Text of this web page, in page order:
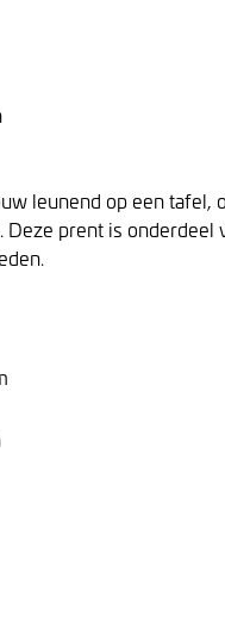
leunend op een tafel,
prent is onderdeel